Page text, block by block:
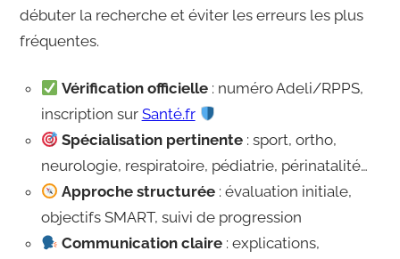
débuter la recherche et éviter les erreurs les plus
fréquentes.
Vérification officielle: numéro Adeli/RPPS,
inscription sur Santé.fr
Spécialisation pertinente: sport, ortho,
neurologie, respiratoire, pédiatrie, périnatalité…
Approche structurée: évaluation initiale,
objectifs SMART, suivi de progression
Communication claire: explications,